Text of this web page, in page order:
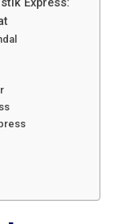
Express: